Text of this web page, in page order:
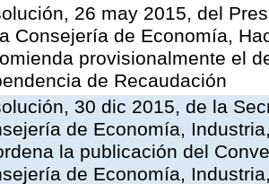
26 may 2015, del
Consejería de Economía,
provisionalmente el
de Recaudación
30 dic 2015, de la
de Economía,
la publicación del
de Economía,